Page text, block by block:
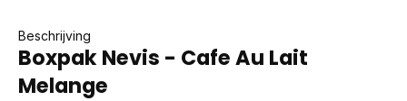
Beschrijving
Boxpak Nevis - Cafe Au Lait
Melange